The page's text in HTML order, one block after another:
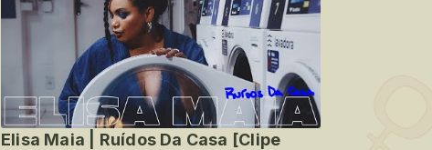
Elisa Maia | Ruídos Da Casa [Clipe